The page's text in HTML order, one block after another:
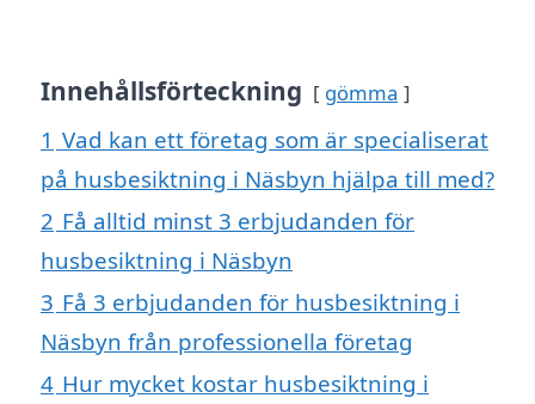
Innehållsförteckning gömma
1 Vad kan ett företag som är specialiserat
på husbesiktning i Näsbyn hjälpa till med?
2 Få alltid minst 3 erbjudanden för
husbesiktning i Näsbyn
3 Få 3 erbjudanden för husbesiktning i
Näsbyn från professionella företag
4 Hur mycket kostar husbesiktning i